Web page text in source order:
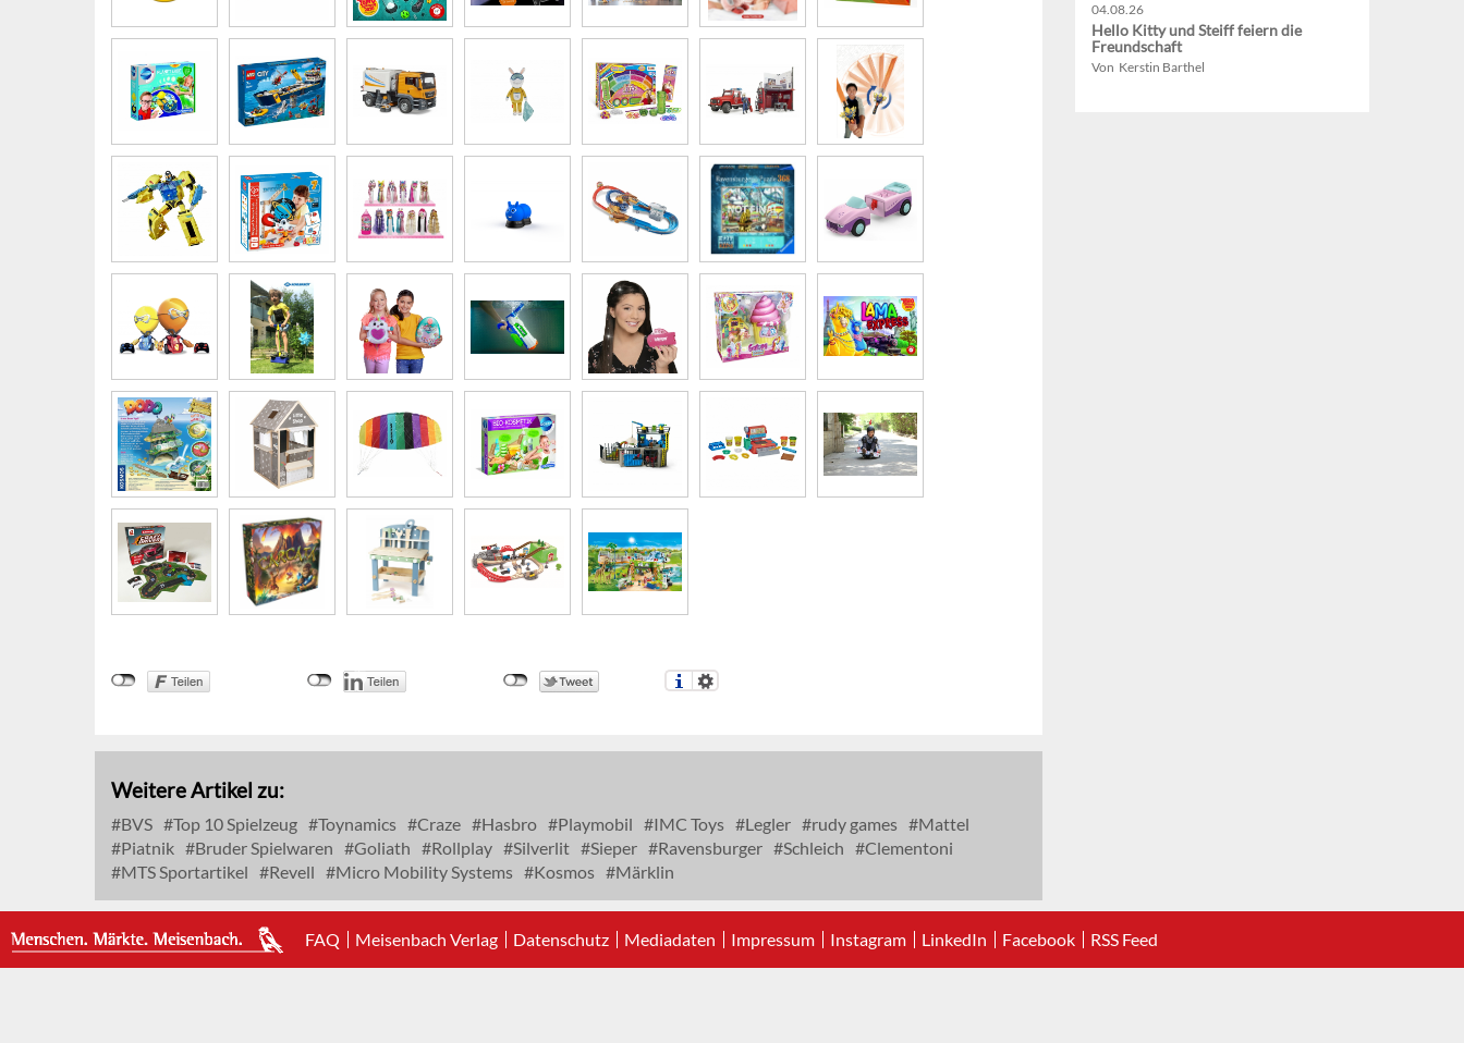
Weitere Artikel zu:
BVS Top 10 Spielzeug Toynamics Craze Hasbro Playmobil IMC Toys Legler rudy games
Mattel
Piatnik
Bruder Spielwaren Goliath Rollplay Silverlit Sieper Ravensburger Schleich
Clementoni
MTS Sportartikel
Revell Micro Mobility Systems Kosmos Märklin
04.08.26
Hello Kitty und Steiff feiern die
Freundschaft
Von Kerstin Barthel
FAQ Meisenbach Verlag Datenschutz Mediadaten Impressum Instagram LinkedIn Facebook RSS Feed